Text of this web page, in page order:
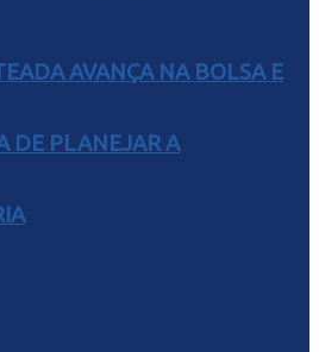
AVANÇA NA BOLSA E
DE PLANEJAR A